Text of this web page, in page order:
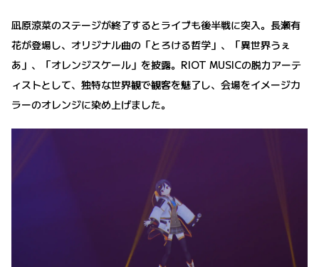
凪原涼菜のステージが終了するとライブも後半戦に突入。長瀬有
花が登場し、オリジナル曲の「とろける哲学」、「異世界うぇ
あ」、「オレンジスケール」を披露。RIOT MUSICの脱力アーテ
ィストとして、独特な世界観で観客を魅了し、会場をイメージカ
ラーのオレンジに染め上げました。